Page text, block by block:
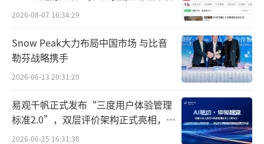
2026-08-07 16:34:29
Snow Peak大力布局中国市场 与比音
勒芬战略携手
2026-06-13 20:31:20
易观千帆正式发布“三度用户体验管理
标准2.0”，双层评价架构正式亮相，两
款专家智能体同步首发
2026-06-25 16:31:36